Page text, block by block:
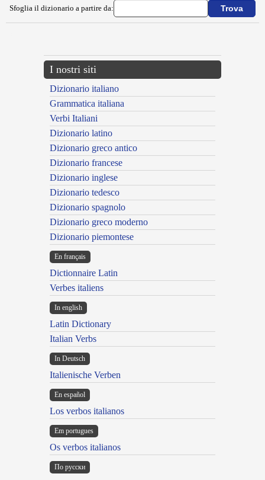
Sfoglia il dizionario a partire da:
I nostri siti
Dizionario italiano
Grammatica italiana
Verbi Italiani
Dizionario latino
Dizionario greco antico
Dizionario francese
Dizionario inglese
Dizionario tedesco
Dizionario spagnolo
Dizionario greco moderno
Dizionario piemontese
En français
Dictionnaire Latin
Verbes italiens
In english
Latin Dictionary
Italian Verbs
In Deutsch
Italienische Verben
En español
Los verbos italianos
Em portugues
Os verbos italianos
По русски